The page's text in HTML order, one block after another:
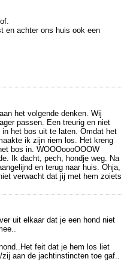
en achter ons huis ook een
het volgende denken. Wij
passen. Een treurig en niet
het bos uit te laten. Omdat het
ik zijn riem los. Het kreng
bos in. WOOOoooOOOW
Ik dacht, pech, hondje weg. Na
en terug naar huis. Ohja,
verwacht dat jij met hem zoiets
uit elkaar dat je een hond niet
feit dat je hem los liet
aan de jachtinstincten toe gaf..